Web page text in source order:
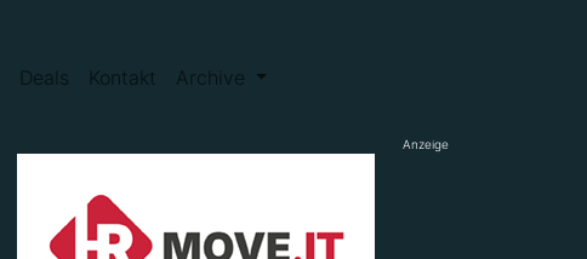
Deals Kontakt Archive
Anzeige